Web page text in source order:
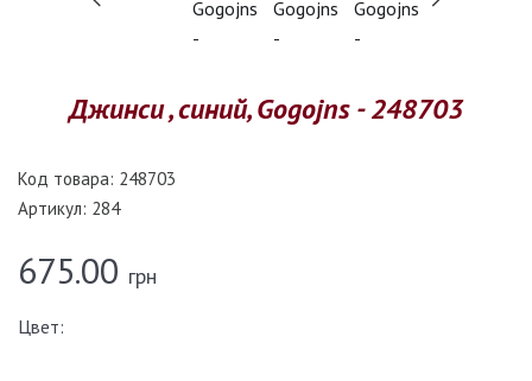
Джинси , синий, Gogojns - 248703
Код товара: 248703
Артикул: 284
675.00 грн
Цвет: